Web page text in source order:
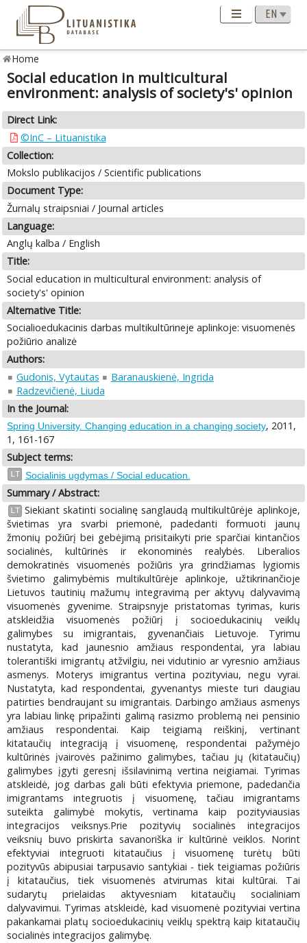
Home
Social education in multicultural
environment: analysis of society's' opinion
Direct Link:
©InC – Lituanistika
Collection:
Mokslo publikacijos / Scientific publications
Document Type:
Žurnalų straipsniai / Journal articles
Language:
Anglų kalba / English
Title:
Social education in multicultural environment: analysis of
society's' opinion
Alternative Title:
Socialioedukacinis darbas multikultūrineje aplinkoje: visuomenės
požiūrio analizė
Authors:
Gudonis, Vytautas
Baranauskienė, Ingrida
Radzevičienė, Liuda
In the Journal:
Spring University. Changing education in a changing society, 2011,
1, 161-167
Subject terms:
LT Socialinis ugdymas / Social education.
Summary / Abstract:
LT Siekiant skatinti socialinę sanglaudą multikultūrėje aplinkoje,
švietimas yra svarbi priemonė, padedanti formuoti jaunų
žmonių požiūrį bei gebėjimą prisitaikyti prie sparčiai kintančios
socialinės, kultūrinės ir ekonominės realybės. Liberalios
demokratinės visuomenės požiūris yra grindžiamas lygiomis
švietimo galimybėmis multikultūrėje aplinkoje, užtikrinančioje
Lietuvos tautinių mažumų integravimą per aktyvų dalyvavimą
visuomenės gyvenime. Straipsnyje pristatomas tyrimas, kuris
atskleidžia visuomenės požiūrį į socioedukacinių veiklų
galimybes su imigrantais, gyvenančiais Lietuvoje. Tyrimu
nustatyta, kad jaunesnio amžiaus respondentai, yra labiau
tolerantiški imigrantų atžvilgiu, nei vidutinio ar vyresnio amžiaus
asmenys. Moterys imigrantus vertina pozityviau, negu vyrai.
Nustatyta, kad respondentai, gyvenantys mieste turi daugiau
patirties bendraujant su imigrantais. Darbingo amžiaus asmenys
yra labiau linkę pripažinti galimą rasizmo problemą nei pensinio
amžiaus respondentai. Kaip teigiamą reiškinį, vertinant
kitataučių integraciją į visuomenę, respondentai pažymėjo
kultūrinės įvairovės pažinimo galimybes, tačiau jų (kitataučių)
galimybes įgyti geresnį išsilavinimą vertina neigiamai. Tyrimas
atskleidė, jog darbas gali būti efektyvia priemone, padedančia
imigrantams integruotis į visuomenę, tačiau imigrantams
suteikta galimybė mokytis, vertinama kaip pozityviausias
integracijos veiksnys.Prie pozityvių socialinės integracijos
veiksnių buvo priskirta savanoriška ir kultūrinė veiklos. Norint
efektyviai integruoti kitataučius į visuomenę turėtų būti
pozityvūs abipusiai tarpusavio santykiai - tiek teigiamas požiūris
į kitataučius, tiek visuomenės atvirumas kitai kultūrai. Tai
sudarytų prielaidas aktyvesniam kitataučių socialiniam
dalyvavimui. Tyrimas atskleidė, kad visuomenė pozityviai vertina
pakankamai platų socioedukacinių veiklų spektrą kaip kitataučių
socialinės integracijos galimybę.